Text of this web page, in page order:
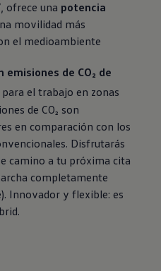
ofrece una potencia
movilidad más
el medioambiente
de CO₂ de
para el trabajo en zonas
de CO₂ son
en comparación con los
Disfrutarás
camino a tu próxima cita
completamente
Innovador y flexible: es